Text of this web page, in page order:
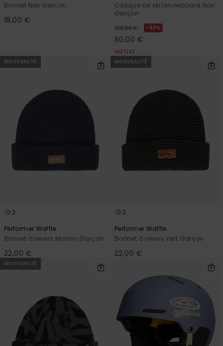
Bonnet Noir Garçon
18,00 €
Casque de ski/snowboard Noir
Garçon
100,00 € * 40%
60,00 €
OUTLET
NOUVEAUTÉ
2
Performer Waffle
Bonnet à revers Marron Garçon
22,00 €
NOUVEAUTÉ
2
Performer Waffle
Bonnet à revers Vert Garçon
22,00 €
NOUVEAUTÉ